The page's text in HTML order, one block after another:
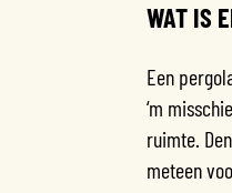
WAT IS
Een
‘m
ruimte.
meteen